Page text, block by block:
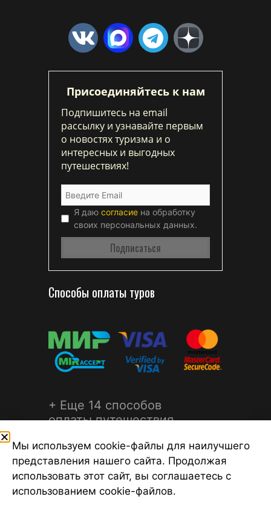
Присоединяйтесь к нам
Подпишитесь на email
рассылку и узнавайте первым
о новостях туризма и о
интересных и выгодных
путешествиях!
Я даю согласие на обработку
своих персональных данных.
Способы оплаты туров
+ Еще 14 способов
оплаты путешествия
©2026 Турагентство Турсфера - Поиск туров от надежных
Мы используем cookie-файлы для наилучшего
представления нашего сайта. Продолжая
использовать этот сайт, вы соглашаетесь с
использованием cookie-файлов.